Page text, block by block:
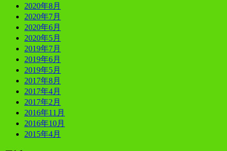
2020年8月
2020年7月
2020年6月
2020年5月
2019年7月
2019年6月
2019年5月
2017年8月
2017年4月
2017年2月
2016年11月
2016年10月
2015年4月